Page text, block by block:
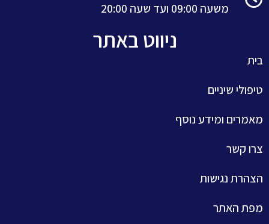
משעה 09:00 ועד שעה 20:00
ניווט באתר
בית
טיפולי שיניים
מאמרים ומידע נוסף
צרו קשר
הצהרת נגישות
מפת האתר